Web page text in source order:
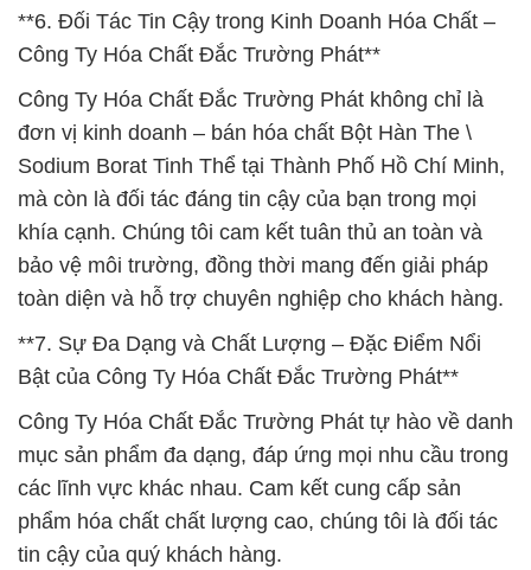
**6. Đối Tác Tin Cậy trong Kinh Doanh Hóa Chất –
Công Ty Hóa Chất Đắc Trường Phát**
Công Ty Hóa Chất Đắc Trường Phát không chỉ là
đơn vị kinh doanh – bán hóa chất Bột Hàn The \
Sodium Borat Tinh Thể tại Thành Phố Hồ Chí Minh,
mà còn là đối tác đáng tin cậy của bạn trong mọi
khía cạnh. Chúng tôi cam kết tuân thủ an toàn và
bảo vệ môi trường, đồng thời mang đến giải pháp
toàn diện và hỗ trợ chuyên nghiệp cho khách hàng.
**7. Sự Đa Dạng và Chất Lượng – Đặc Điểm Nổi
Bật của Công Ty Hóa Chất Đắc Trường Phát**
Công Ty Hóa Chất Đắc Trường Phát tự hào về danh
mục sản phẩm đa dạng, đáp ứng mọi nhu cầu trong
các lĩnh vực khác nhau. Cam kết cung cấp sản
phẩm hóa chất chất lượng cao, chúng tôi là đối tác
tin cậy của quý khách hàng.